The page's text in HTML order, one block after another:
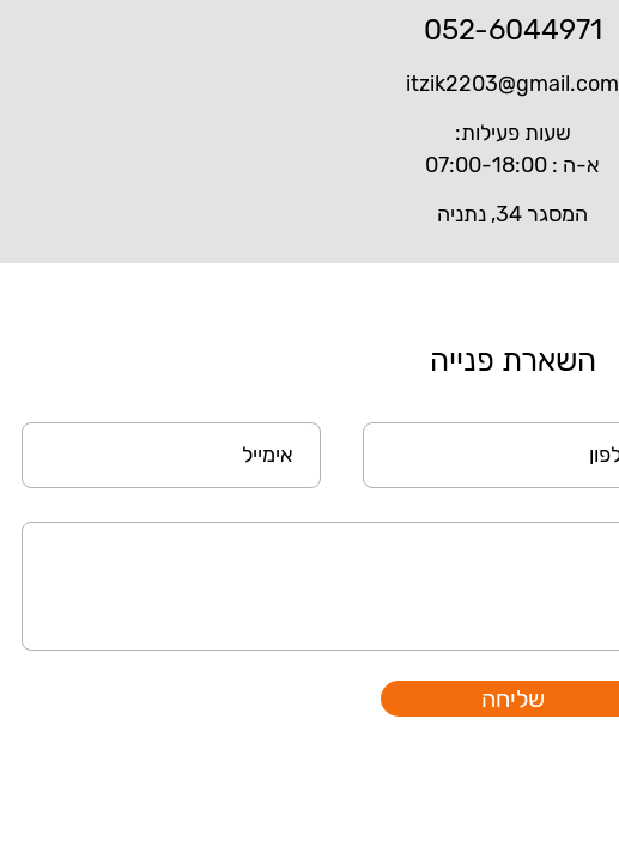
052-6044971
itzik2203@gmail.com
שעות פעילות:
א-ה : 07:00-18:00
המסגר 34, נתניה
השארת פנייה
שליחה